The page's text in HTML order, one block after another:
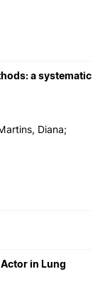
a systematic
Diana;
in Lung